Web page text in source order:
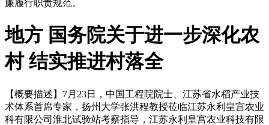
廉履行职责规范。
地方 国务院关于进一步深化农
村 结实推进村落全
【概要描述】 7月23日，中国工程院院士、江苏省水稻产业技
术体系首席专家，扬州大学张洪程教授莅临江苏永利皇宫农业
科有限公司淮北试验站考察指导，江苏永利皇宫农业科技有限